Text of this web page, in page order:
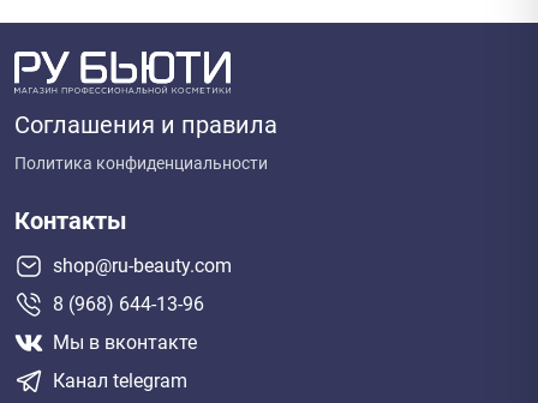
Соглашения и правила
Политика конфиденциальности
Контакты
shop@ru-beauty.com
8 (968) 644-13-96
Мы в вконтакте
Канал telegram